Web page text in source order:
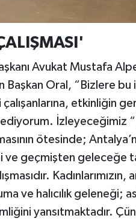
Avukat Mustafa
Oral, “Bizlere bu
etkinliğin
İzleyeceğimiz
ötesinde;
ve geçmişten geleceğe
Kadınlarımızın,
ve halıcılık geleneği;
yansıtmaktadır.